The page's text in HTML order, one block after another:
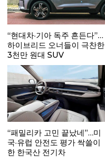
“현대차·기아 독주 흔든다”…
하이브리드 오너들이 극찬한
3천만 원대 SUV
“패밀리카 고민 끝났네”…미
국·유럽 안전도 평가 싹쓸이
한 한국산 전기차